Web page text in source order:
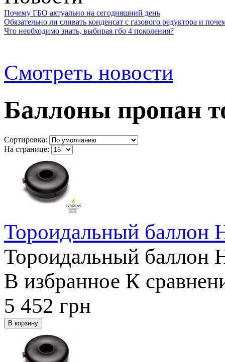
Почему ГБО актуально на сегодняшний день
Обязательно ли сливать конденсат с газового редуктора и
Что необходимо знать, выбирая гбо 4 поколения?
Смотреть новости
Баллоны пропан
Сортировка:
На странице:
Тороидальный
Тороидальный
В избранное К
5 452 грн